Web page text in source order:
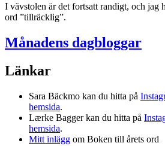
I vävstolen är det fortsatt randigt, och jag
ord ”tillräcklig”.
Månadens dagbloggar
Länkar
Sara Bäckmo kan du hitta på
hemsida.
Lærke Bagger kan du hitta på
hemsida.
Mitt inlägg om Boken till årets ord